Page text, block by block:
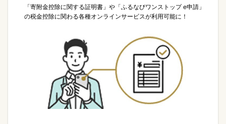
「寄附金控除に関する証明書」や「ふるなびワンストップ e申請」
の税金控除に関わる各種オンラインサービスが利用可能に！